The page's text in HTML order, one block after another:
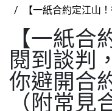
【一紙合約定江山！從審閱到談判
【一紙合
閱到談判
你避開合
（附常見